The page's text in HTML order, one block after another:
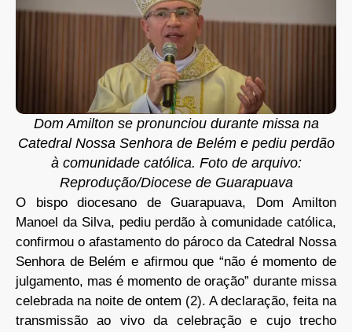
Dom Amilton se pronunciou durante missa na
Catedral Nossa Senhora de Belém e pediu perdão
à comunidade católica. Foto de arquivo:
Reprodução/Diocese de Guarapuava
O bispo diocesano de Guarapuava, Dom Amilton
Manoel da Silva, pediu perdão à comunidade católica,
confirmou o afastamento do pároco da Catedral Nossa
Senhora de Belém e afirmou que “não é momento de
julgamento, mas é momento de oração” durante missa
celebrada na noite de ontem (2). A declaração, feita na
transmissão ao vivo da celebração e cujo trecho